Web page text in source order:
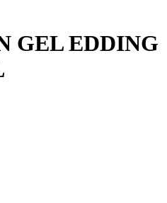
GEL EDDING